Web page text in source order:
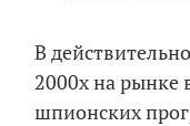
В
2000х на рынке
шпионских